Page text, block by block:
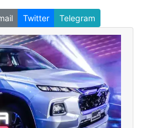
Twitter Telegram